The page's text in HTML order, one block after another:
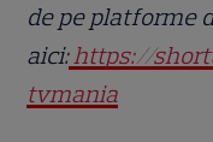
de pe platforme
aici:https://
tvmania